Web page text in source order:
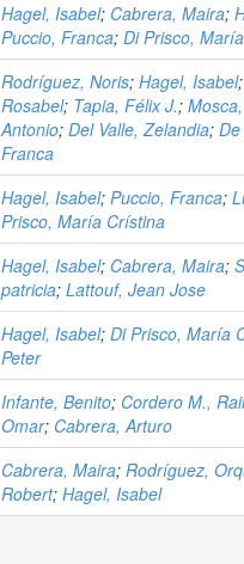
Hagel, Isabel; Cabrera, Maira;
Puccio, Franca; Di Prisco,
Rodríguez, Noris; Hagel, Isabel;
Rosabel; Tapia, Félix J.;
Antonio; Del Valle, Zelandia;
Franca
Hagel, Isabel; Puccio, Franca;
Prisco, María Crístina
Hagel, Isabel; Cabrera, Maira;
patricia; Lattouf, Jean Jose
Hagel, Isabel; Di Prisco, María
Peter
Infante, Benito; Cordero M.,
Omar; Cabrera, Arturo
Cabrera, Maira; Rodríguez,
Robert; Hagel, Isabel